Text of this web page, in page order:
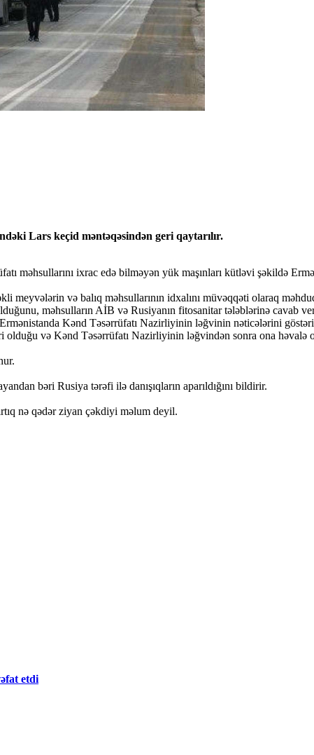
Lars keçid məntəqəsindən geri qaytarılır.
məhsullarını ixrac edə bilməyən yük maşınları kütləvi şəkildə
və balıq məhsullarının idxalını müvəqqəti olaraq
məhsulların AİB və Rusiyanın fitosanitar tələblərinə cavab
Kənd Təsərrüfatı Nazirliyinin ləğvinin nəticələrini
və Kənd Təsərrüfatı Nazirliyinin ləğvindən sonra ona
bəri Rusiya tərəfi ilə danışıqların aparıldığını bildirir.
nə qədər ziyan çəkdiyi məlum deyil.
etdi